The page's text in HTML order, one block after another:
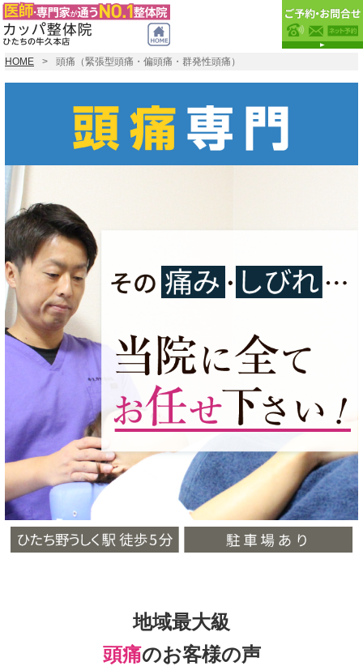
HOME 頭痛（緊張型頭痛・偏頭痛・群発性頭痛）
地域最大級
頭痛のお客様の声